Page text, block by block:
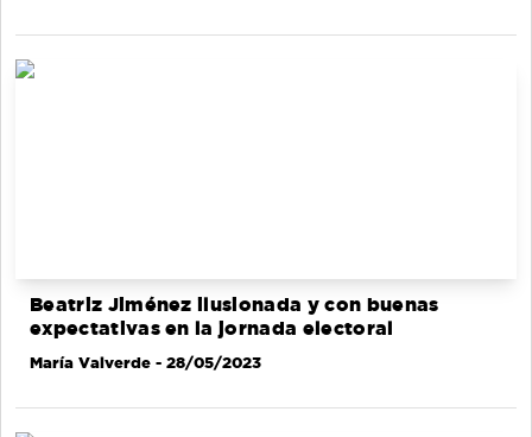
Beatriz Jiménez ilusionada y con buenas
expectativas en la jornada electoral
María Valverde - 28/05/2023